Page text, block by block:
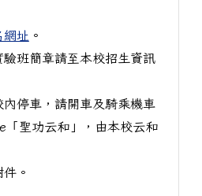
網址 。
班簡章請至本校招生資訊
停車，請開車及騎乘機車
「聖功云和」，由本校云和
。